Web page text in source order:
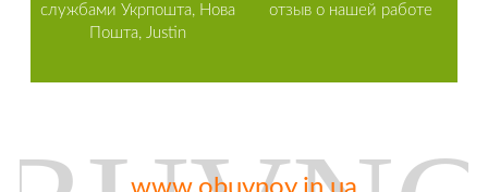
службами Укрпошта, Нова
Пошта, Justin
отзыв о нашей работе